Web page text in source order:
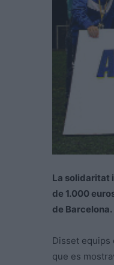
La solidaritat i
de 1.000
de Barcelona.
Disset equips
que es